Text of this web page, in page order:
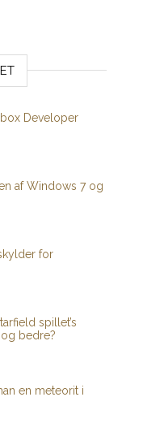
Developer
af ​​Windows 7 og
for
spillet’s
bedre?
en meteorit i